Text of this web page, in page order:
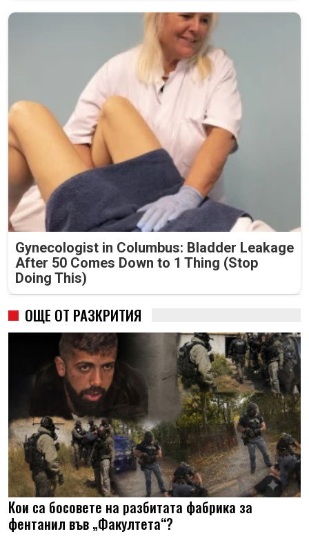
Gynecologist in Columbus: Bladder Leakage
After 50 Comes Down to 1 Thing (Stop
Doing This)
ОЩЕ ОТ РАЗКРИТИЯ
Кои са босовете на разбитата фабрика за
фентанил във „Факултета“?